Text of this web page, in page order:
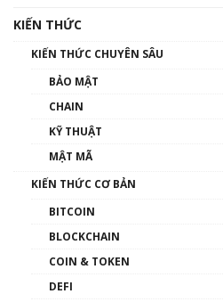
00:43:47
như thể nào?
00:39:31
KIẾN THỨC
KIẾN THỨC CHUYÊN SÂU
BẢO MẬT
CHAIN
KỸ THUẬT
MẬT MÃ
KIẾN THỨC CƠ BẢN
BITCOIN
BLOCKCHAIN
COIN & TOKEN
DEFI